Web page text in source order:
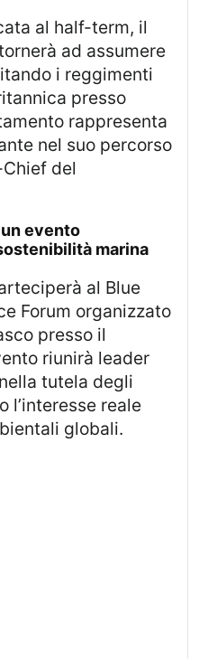
ad assumere
i reggimenti
presso
rappresenta
nel suo percorso
del
marina
Forum organizzato
presso il
riunirà leader
tutela degli
l’interesse reale
globali.